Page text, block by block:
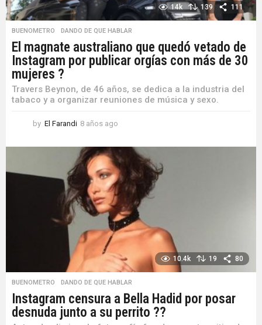
14k 139 111
BUENOMETRO ,DANDO DE QUE HABLAR
El magnate australiano que quedó vetado de
Instagram por publicar orgías con más de 30
mujeres ?
Travers Beynon, de 46 años, se dedica a la industria del
tabaco y a organizar reuniones de música y sexo.
by El Farandi 8 años ago
ñ
o
s
a
10.4k 19 80
BUENOMETRO ,DANDO DE QUE HABLAR
Instagram censura a Bella Hadid por posar
desnuda junto a su perrito ??